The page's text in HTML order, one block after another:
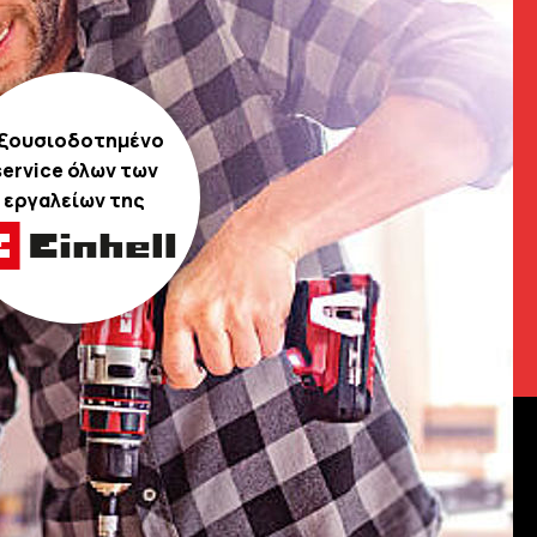
όλων των
εργαλείων της